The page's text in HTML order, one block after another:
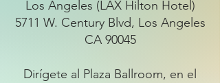
Los Angeles (LAX Hilton Hotel)
5711 W. Century Blvd, Los Angeles
CA 90045
Dirígete al Plaza Ballroom, en el